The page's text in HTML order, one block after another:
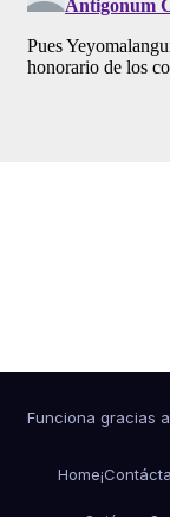
Funciona gracias
Home